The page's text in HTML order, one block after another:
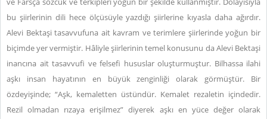
bu şiirlerinin dili hece ölçüsüyle yazdığı şiirlerine kıyasla daha ağırdır.
Alevi Bektaşi tasavvufuna ait kavram ve terimlere şiirlerinde yoğun bir
biçimde yer vermiştir. Hâliyle şiirlerinin temel konusunu da Alevi Bektaşi
inancına ait tasavvufi ve felsefi hususlar oluşturmuştur. Bilhassa ilahi
aşkı insan hayatının en büyük zenginliği olarak görmüştür. Bir
özdeyişinde; “Aşk, kemaletten üstündür. Kemalet rezaletin içindedir.
Rezil olmadan rızaya erişilmez” diyerek aşkı en yüce değer olarak